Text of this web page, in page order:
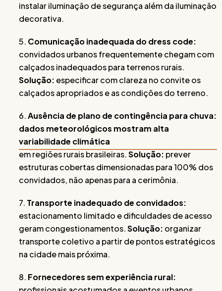
instalar iluminação de segurança além da iluminação
decorativa.
5. Comunicação inadequada do dress code:
convidados urbanos frequentemente chegam com
calçados inadequados para terrenos rurais.
Solução: especificar com clareza no convite os
calçados apropriados e as condições do terreno.
6.Ausência de plano de contingência para chuva:
dados meteorológicos mostram alta
variabilidade climática
em regiões rurais brasileiras.Solução: prever
estruturas cobertas dimensionadas para 100% dos
convidados, não apenas para a cerimônia.
7. Transporte inadequado de convidados:
estacionamento limitado e dificuldades de acesso
geram congestionamentos.Solução: organizar
transporte coletivo a partir de pontos estratégicos
na cidade mais próxima.
8. Fornecedores sem experiência rural: